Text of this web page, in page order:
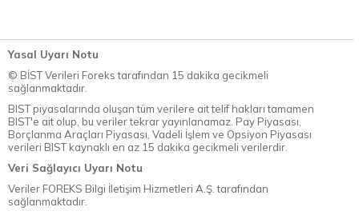
Yasal Uyarı Notu
© BİST Verileri Foreks tarafından 15 dakika gecikmeli
sağlanmaktadır.
BIST piyasalarında oluşan tüm verilere ait telif hakları tamamen
BIST'e ait olup, bu veriler tekrar yayınlanamaz. Pay Piyasası,
Borçlanma Araçları Piyasası, Vadeli İşlem ve Opsiyon Piyasası
verileri BIST kaynaklı en az 15 dakika gecikmeli verilerdir.
Veri Sağlayıcı Uyarı Notu
Veriler FOREKS Bilgi İletişim Hizmetleri A.Ş. tarafından
sağlanmaktadır.